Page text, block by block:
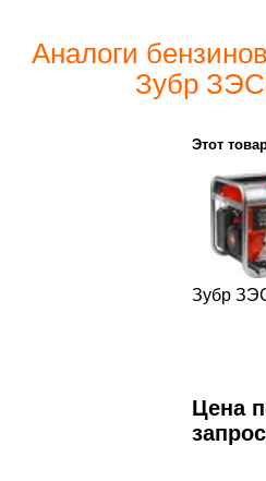
Аналоги
Зубр
Этот
Зубр
Цена